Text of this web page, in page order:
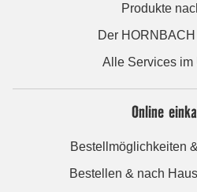
Produkte
Der
Alle Services im
Online
Bestellmöglichkeiten
Bestellen & nach